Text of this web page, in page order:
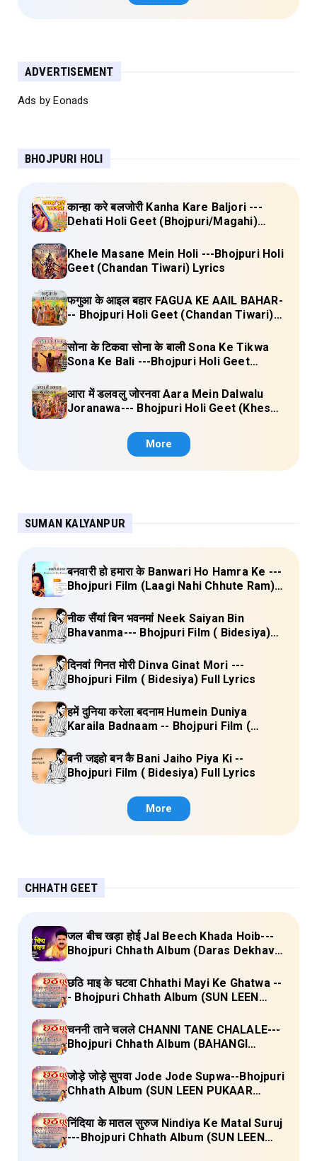
ADVERTISEMENT
Ads by Eonads
BHOJPURI HOLI
कान्हा करे बलजोरी Kanha Kare Baljori ---
Dehati Holi Geet (Bhojpuri/Magahi)
Khele Masane Mein Holi ---Bhojpuri Holi
Geet (Chandan Tiwari) Lyrics
फगुआ के आइल बहार FAGUA KE AAIL BAHAR-
-- Bhojpuri Holi Geet (Chandan Tiwari)
सोना के टिकवा सोना के बाली Sona Ke Tikwa
Sona Ke Bali ---Bhojpuri Holi Geet
आरा में डलवलु जोरनवा Aara Mein Dalwalu
Joranawa--- Bhojpuri Holi Geet (Khesari
More
SUMAN KALYANPUR
बनवारी हो हमारा के Banwari Ho Hamra Ke ---
Bhojpuri Film (Laagi Nahi Chhute Ram)
नीक सैंयां बिन भवनमां Neek Saiyan Bin
Bhavanma--- Bhojpuri Film ( Bidesiya)
दिनवां गिनत मोरी Dinva Ginat Mori ---
Bhojpuri Film ( Bidesiya) Full Lyrics
हमें दुनिया करेला बदनाम Humein Duniya
Karaila Badnaam -- Bhojpuri Film (
बनी जइहो बन कै Bani Jaiho Piya Ki --
Bhojpuri Film ( Bidesiya) Full Lyrics
More
CHHATH GEET
जल बीच खड़ा होई Jal Beech Khada Hoib---
Bhojpuri Chhath Album (Daras Dekhava
छठि माइ के घटवा Chhathi Mayi Ke Ghatwa --
- Bhojpuri Chhath Album (SUN LEEN
Lyrics
चननी ताने चलले CHANNI TANE CHALALE---
Bhojpuri Chhath Album (BAHANGI
जोड़े जोड़े सुपवा Jode Jode Supwa--Bhojpuri
Chhath Album (SUN LEEN PUKAAR
निंदिया के मातल सुरुज Nindiya Ke Matal Suruj
---Bhojpuri Chhath Album (SUN LEEN